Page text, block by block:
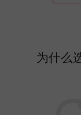
为什么